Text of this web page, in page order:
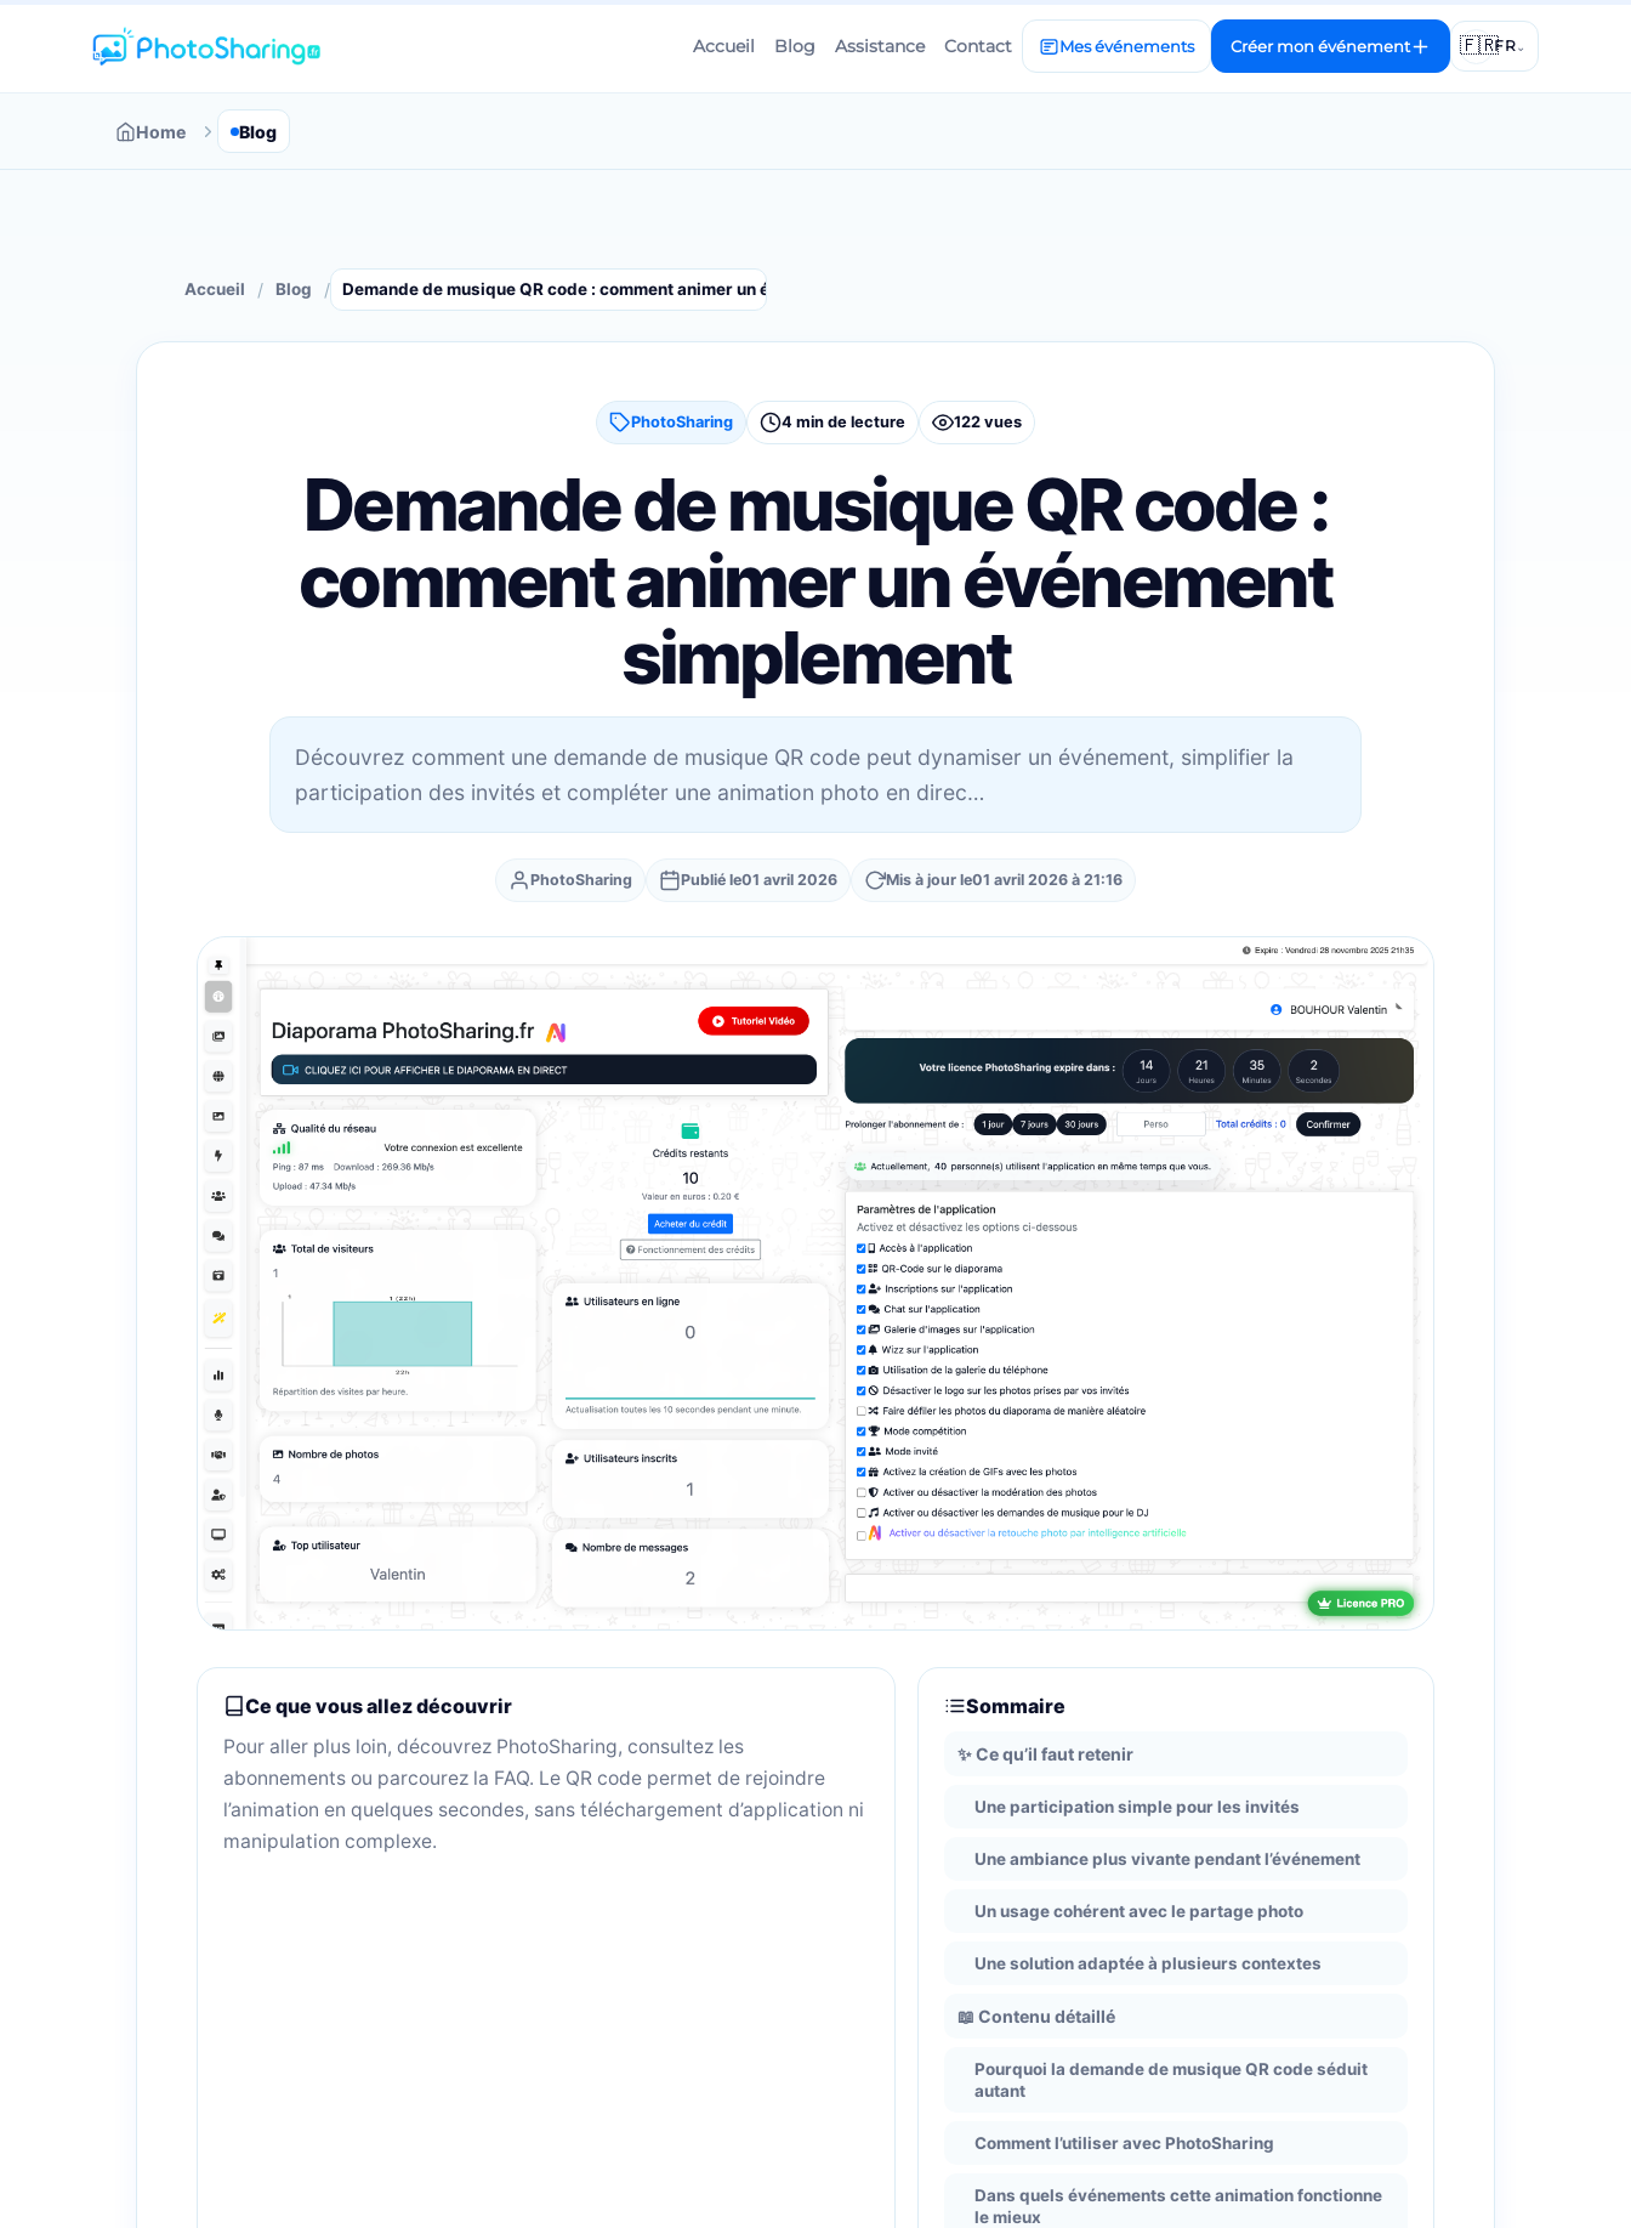
Accueil Blog Assistance Contact Mes événements Créer mon événement 🇫🇷FR⌄
Home Blog
Accueil / Blog / Demande de musique QR code : comment animer un événement simplement
PhotoSharing 4 min de lecture 122 vues
Demande de musique QR code :
comment animer un événement
simplement
Découvrez comment une demande de musique QR code peut dynamiser un événement, simplifier la
participation des invités et compléter une animation photo en direc…
PhotoSharing Publié le01 avril 2026 Mis à jour le01 avril 2026 à 21:16
Ce que vous allez découvrir
Pour aller plus loin, découvrez PhotoSharing, consultez les
abonnements ou parcourez la FAQ. Le QR code permet de rejoindre
l’animation en quelques secondes, sans téléchargement d’application ni
manipulation complexe.
Sommaire
✨ Ce qu’il faut retenir
Une participation simple pour les invités
Une ambiance plus vivante pendant l’événement
Un usage cohérent avec le partage photo
Une solution adaptée à plusieurs contextes
📖 Contenu détaillé
Pourquoi la demande de musique QR code séduit
autant
Comment l’utiliser avec PhotoSharing
Dans quels événements cette animation fonctionne
le mieux